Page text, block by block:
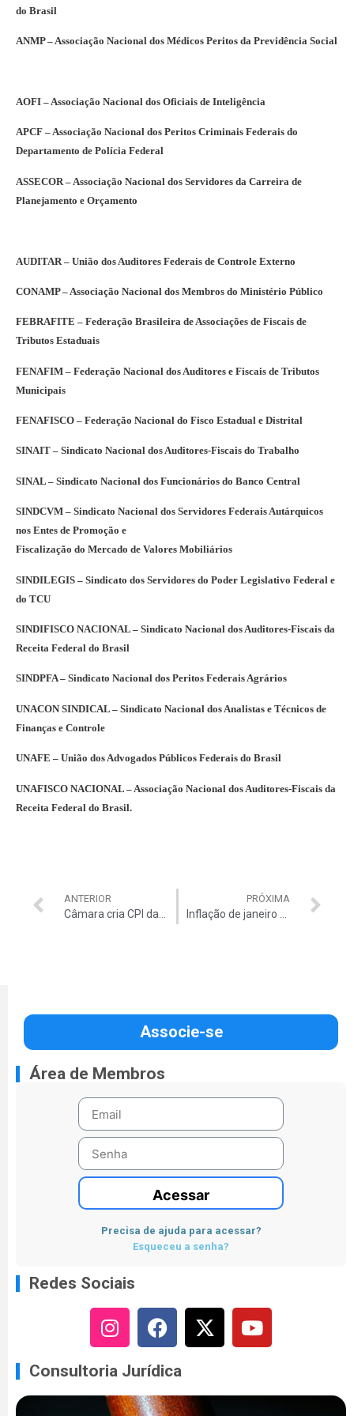
do Brasil
ANMP – Associação Nacional dos Médicos Peritos da Previdência Social
AOFI – Associação Nacional dos Oficiais de Inteligência
APCF – Associação Nacional dos Peritos Criminais Federais do
Departamento de Polícia Federal
ASSECOR – Associação Nacional dos Servidores da Carreira de
Planejamento e Orçamento
AUDITAR – União dos Auditores Federais de Controle Externo
CONAMP – Associação Nacional dos Membros do Ministério Público
FEBRAFITE – Federação Brasileira de Associações de Fiscais de
Tributos Estaduais
FENAFIM – Federação Nacional dos Auditores e Fiscais de Tributos
Municipais
FENAFISCO – Federação Nacional do Fisco Estadual e Distrital
SINAIT – Sindicato Nacional dos Auditores-Fiscais do Trabalho
SINAL – Sindicato Nacional dos Funcionários do Banco Central
SINDCVM – Sindicato Nacional dos Servidores Federais Autárquicos
nos Entes de Promoção e
Fiscalização do Mercado de Valores Mobiliários
SINDILEGIS – Sindicato dos Servidores do Poder Legislativo Federal e
do TCU
SINDIFISCO NACIONAL – Sindicato Nacional dos Auditores-Fiscais da
Receita Federal do Brasil
SINDPFA – Sindicato Nacional dos Peritos Federais Agrários
UNACON SINDICAL – Sindicato Nacional dos Analistas e Técnicos de
Finanças e Controle
UNAFE – União dos Advogados Públicos Federais do Brasil
UNAFISCO NACIONAL – Associação Nacional dos Auditores-Fiscais da
Receita Federal do Brasil.
ANTERIOR PRÓXIMA
Associe-se
Área de Membros
Acessar
Precisa de ajuda para acessar?
Esqueceu a senha?
Redes Sociais
Consultoria Jurídica